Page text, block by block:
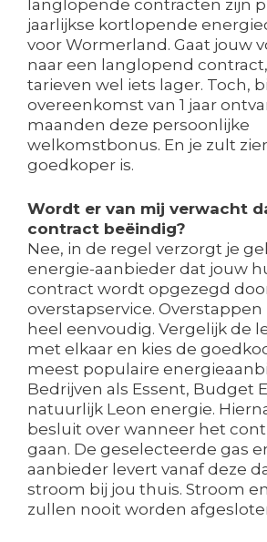
langlopende contracten zijn
jaarlijkse kortlopende
voor Wormerland. Gaat jouw
naar een langlopend
tarieven wel iets lager. Toch,
overeenkomst van 1 jaar
maanden deze persoonlijke
welkomstbonus. En je zult
goedkoper is.
Wordt er van mij verwacht
contract beëindig?
Nee, in de regel verzorgt je
energie-aanbieder dat jouw
contract wordt opgezegd
overstapservice. Overstappen
heel eenvoudig. Vergelijk de
met elkaar en kies de
meest populaire
Bedrijven als Essent, Budget
natuurlijk Leon energie.
besluit over wanneer het
gaan. De geselecteerde gas
aanbieder levert vanaf deze
stroom bij jou thuis. Stroom
zullen nooit worden